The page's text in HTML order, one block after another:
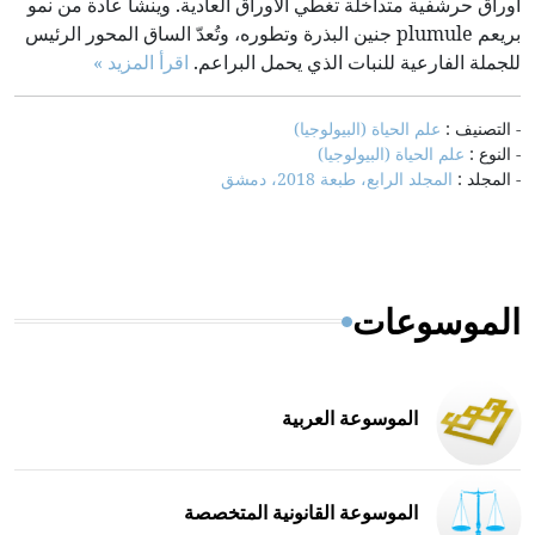
بريعم plumule جنين البذرة وتطوره، وتُعدّ الساق المحور الرئيس
للجملة الفارعية للنبات الذي يحمل البراعم. اقرأ المزيد »
- التصنيف : علم الحياة (البيولوجيا)
- النوع : علم الحياة (البيولوجيا)
- المجلد : المجلد الرابع، طبعة 2018، دمشق
الموسوعات
الموسوعة العربية
الموسوعة القانونية المتخصصة